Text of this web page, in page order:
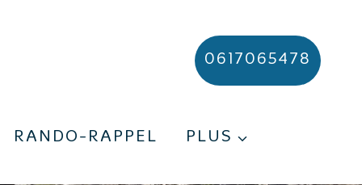
0617065478
RANDO-RAPPEL
PLUS